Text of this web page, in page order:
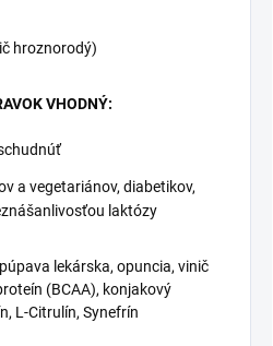
hroznorodý)
VHODNÝ:
a vegetariánov, diabetikov,
laktózy
lekárska, opuncia, vinič
(BCAA), konjakový
L-Citrulín, Synefrín